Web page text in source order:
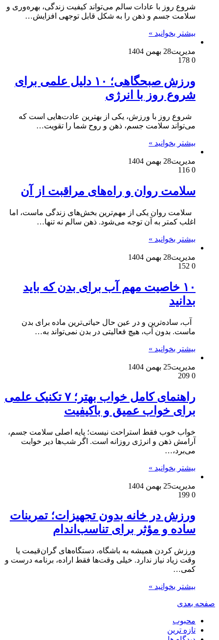
شروع روز با عادات سالم می‌تواند کیفیت زندگی، بهره‌وری و
سلامت جسم و ذهن را به شکل قابل توجهی افزایش…
بیشتر بخوانید »
مدیریت28 بهمن 1404
0
ورزش صبحگاهی؛ ۱۰ دلیل علمی برای
شروع روز با انرژی
شروع روز با ورزش، یکی از بهترین عادت‌هایی است که
می‌تواند سلامت جسم، ذهن و روح شما را تقویت…
بیشتر بخوانید »
مدیریت28 بهمن 1404
0
سلامت روان و راه‌های مراقبت از آن
سلامت روان یکی از مهم‌ترین بخش‌های زندگی ماست، اما
اغلب کمتر به آن توجه می‌شود. ذهن سالم نه تنها…
بیشتر بخوانید »
مدیریت28 بهمن 1404
0
۱۰ خاصیت مهم آب برای بدن که باید
بدانید
آب، ساده‌ترین و در عین حال حیاتی‌ترین ماده برای بدن
ماست. بدون آب، هیچ فعالیتی در بدن نمی‌تواند به…
بیشتر بخوانید »
مدیریت25 بهمن 1404
0
راهنمای کامل خواب بهتر؛ ۷ تکنیک علمی
برای خواب عمیق و باکیفیت
خواب خوب فقط استراحت نیست؛ پایه اصلی سلامت جسم،
آرامش ذهن و انرژی روزانه است. اگر شب‌ها دیر خوابت
می‌برد،…
بیشتر بخوانید »
مدیریت25 بهمن 1404
0
ورزش در خانه بدون تجهیزات؛ تمرینات
ساده و مؤثر برای تناسب‌اندام
ورزش کردن همیشه به باشگاه، دستگاه‌های گران‌قیمت یا
وقت زیاد نیاز ندارد. خیلی وقت‌ها فقط اراده، برنامه درست و
کمی…
بیشتر بخوانید »
صفحه بعدی
محبوب
تازه ترین